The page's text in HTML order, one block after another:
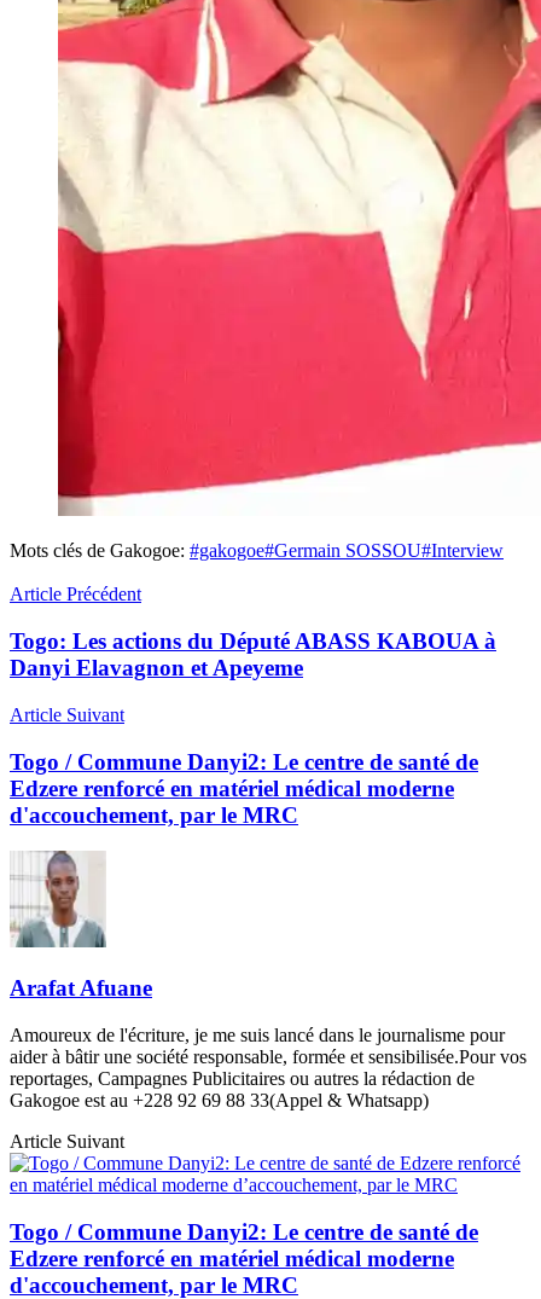
Mots clés de Gakogoe: #gakogoe#Germain SOSSOU#Interview
Article Précédent
Togo: Les actions du Député ABASS KABOUA à
Danyi Elavagnon et Apeyeme
Article Suivant
Togo / Commune Danyi2: Le centre de santé de
Edzere renforcé en matériel médical moderne
d'accouchement, par le MRC
Arafat Afuane
Amoureux de l'écriture, je me suis lancé dans le journalisme pour
aider à bâtir une société responsable, formée et sensibilisée.Pour vos
reportages, Campagnes Publicitaires ou autres la rédaction de
Gakogoe est au +228 92 69 88 33(Appel & Whatsapp)
Article Suivant
Togo / Commune Danyi2: Le centre de santé de
Edzere renforcé en matériel médical moderne
d'accouchement, par le MRC